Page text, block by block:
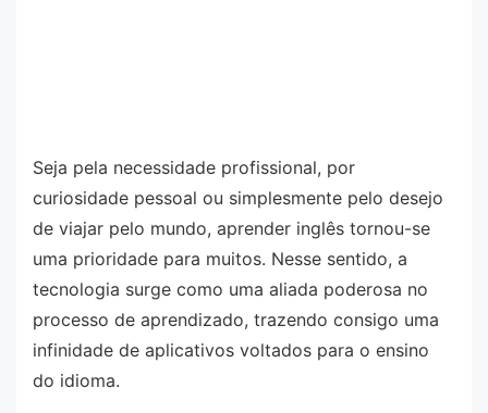
Seja pela necessidade profissional, por
curiosidade pessoal ou simplesmente pelo desejo
de viajar pelo mundo, aprender inglês tornou-se
uma prioridade para muitos. Nesse sentido, a
tecnologia surge como uma aliada poderosa no
processo de aprendizado, trazendo consigo uma
infinidade de aplicativos voltados para o ensino
do idioma.